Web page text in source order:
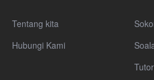
Tentang kita
Hubungi Kami